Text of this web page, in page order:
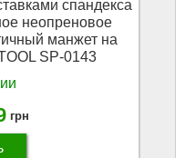
спандекса
неопреновое
манжет на
SP-0143
грн